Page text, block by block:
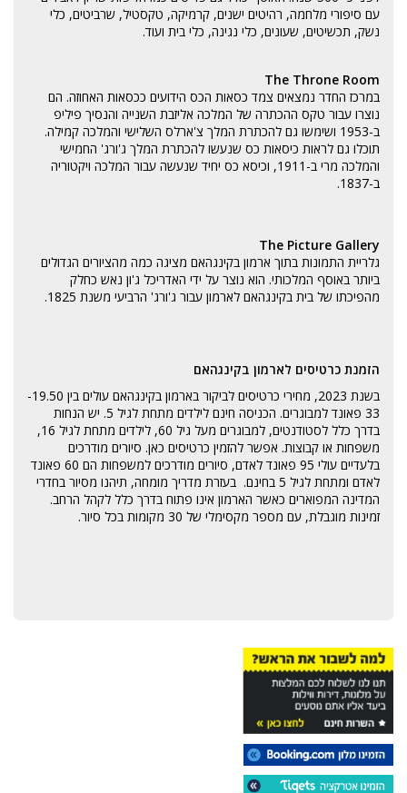
עם סיפורי מלחמה, רהיטים ישנים, קרמיקה, טקסטיל, שרביטים, כלי
נשק, תכשיטים, שעונים, כלי נגינה, כלי בית ועוד.
The Throne Room
במרכז החדר נמצאים צמד כסאות הכס הידועים ככסאות האחוזה. הם
נוצרו עבור טקס ההכתרה של המלכה אליזבת השנייה והנסיך פיליפ
ב-1953 ושימשו גם להכתרת המלך צ'ארלס השלישי והמלכה קמילה.
תוכלו גם לראות כיסאות כס שנעשו להכתרת המלך ג'ורג' החמישי
והמלכה מרי ב-1911, וכיסא כס יחיד שנעשה עבור המלכה ויקטוריה
ב-1837.
The Picture Gallery
גלריית התמונות בתוך ארמון בקינגהאם מציגה כמה מהציורים הגדולים
ביותר באוסף המלכותי. הוא נוצר על ידי האדריכל ג'ון נאש כחלק
מהפיכתו של בית בקינגהאם לארמון עבור ג'ורג' הרביעי משנת 1825.
הזמנת כרטיסים לארמון בקינגהאם
בשנת 2023, מחירי כרטיסים לביקור בארמון בקינגהאם עולים בין 19.50-
33 פאונד למבוגרים. הכניסה חינם לילדים מתחת לגיל 5. יש הנחות
בדרך כלל לסטודנטים, למבוגרים מעל גיל 60, לילדים מתחת לגיל 16,
משפחות או קבוצות. אפשר להזמין כרטיסים כאן. סיורים מודרכים
בלעדיים עולי 95 פאונד לאדם, סיורים מודרכים למשפחות הם 60 פאונד
לאדם ומתחת לגיל 5 בחינם. בעזרת מדריך מומחה, תיהנו מסיור בחדרי
המדינה המפוארים כאשר הארמון אינו פתוח בדרך כלל לקהל הרחב.
זמינות מוגבלת, עם מספר מקסימלי של 30 מקומות בכל סיור.